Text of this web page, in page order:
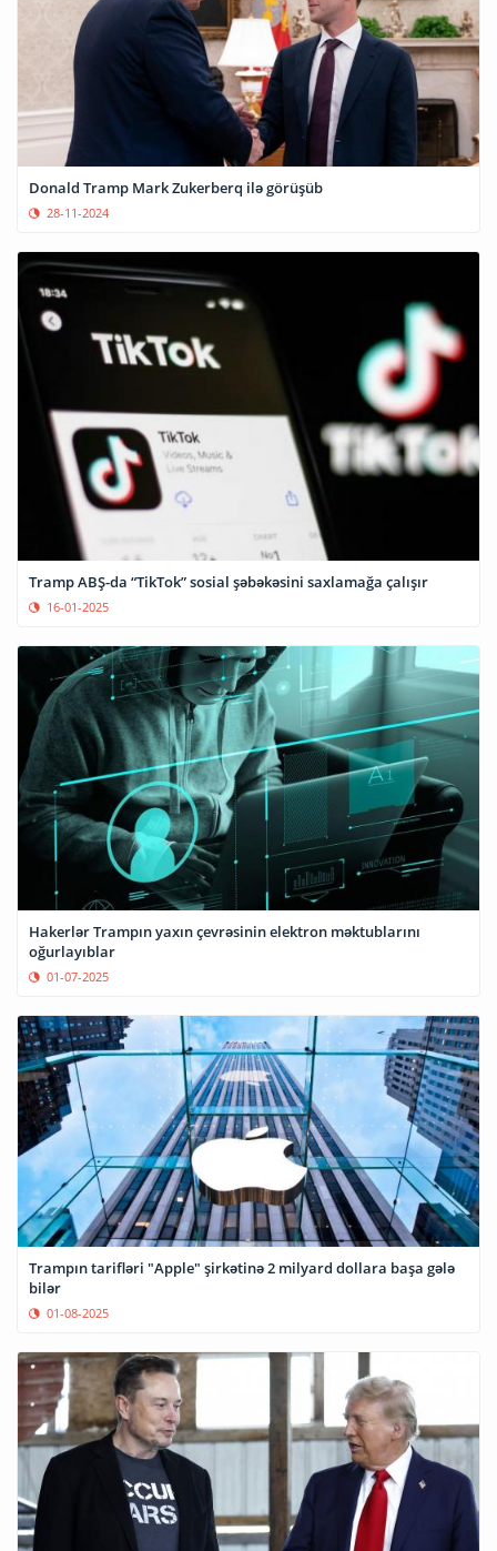
Donald Tramp Mark Zukerberq ilə görüşüb
28-11-2024
Tramp ABŞ-da “TikTok” sosial şəbəkəsini saxlamağa çalışır
16-01-2025
Hakerlər Trampın yaxın çevrəsinin elektron məktublarını
oğurlayıblar
01-07-2025
Trampın tarifləri "Apple" şirkətinə 2 milyard dollara başa gələ
bilər
01-08-2025